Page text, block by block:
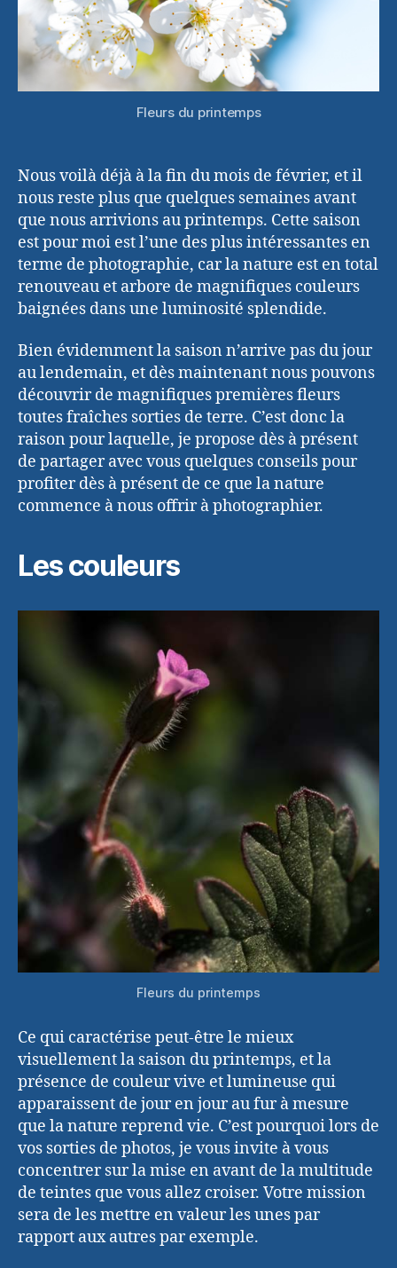
Fleurs du printemps
Nous voilà déjà à la fin du mois de février, et il
nous reste plus que quelques semaines avant
que nous arrivions au printemps. Cette saison
est pour moi est l’une des plus intéressantes en
terme de photographie, car la nature est en total
renouveau et arbore de magnifiques couleurs
baignées dans une luminosité splendide.
Bien évidemment la saison n’arrive pas du jour
au lendemain, et dès maintenant nous pouvons
découvrir de magnifiques premières fleurs
toutes fraîches sorties de terre. C’est donc la
raison pour laquelle, je propose dès à présent
de partager avec vous quelques conseils pour
profiter dès à présent de ce que la nature
commence à nous offrir à photographier.
Les couleurs
Fleurs du printemps
Ce qui caractérise peut-être le mieux
visuellement la saison du printemps, et la
présence de couleur vive et lumineuse qui
apparaissent de jour en jour au fur à mesure
que la nature reprend vie. C’est pourquoi lors de
vos sorties de photos, je vous invite à vous
concentrer sur la mise en avant de la multitude
de teintes que vous allez croiser. Votre mission
sera de les mettre en valeur les unes par
rapport aux autres par exemple.